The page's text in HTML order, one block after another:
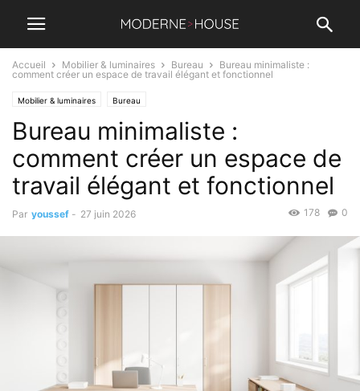
Accueil Mobilier & luminaires Bureau
Bureau minimaliste :
comment créer un espace de travail élégant et fonctionnel
Mobilier & luminaires Bureau
Bureau minimaliste :
comment créer un espace de
travail élégant et fonctionnel
Par youssef - 27 juin 2026 0
178